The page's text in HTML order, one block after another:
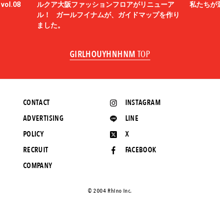
vol.08
ルクア大阪ファッションフロアがリニューア
ル！ ガールフイナムが、ガイドマップを作り
ました。
私たちが
GIRLHOUYHNHNM TOP
INSTAGRAM
LINE
X
FACEBOOK
CONTACT
ADVERTISING
POLICY
RECRUIT
COMPANY
©️ 2004 Rhino Inc.